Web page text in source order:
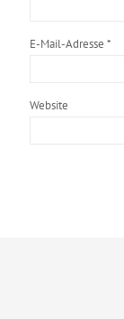
E-Mail-Adresse *
Website